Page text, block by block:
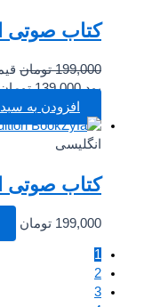
کتاب صوتی
199,000 تومان
بود.139,000 تومان
افزودن به
انگلیسی
کتاب صوتی
199,000 تومان
1
2
3